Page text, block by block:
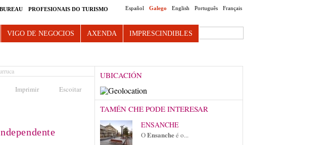
Español Galego English Português Français
PROFESIONAIS DO TURISMO
Search this site
VIGO DE NEGOCIOS AXENDA IMPRESCINDIBLES
Imprimir Escoitar
UBICACIÓN
TAMÉN CHE PODE INTERESAR
ENSANCHE
OEnsancheé o...